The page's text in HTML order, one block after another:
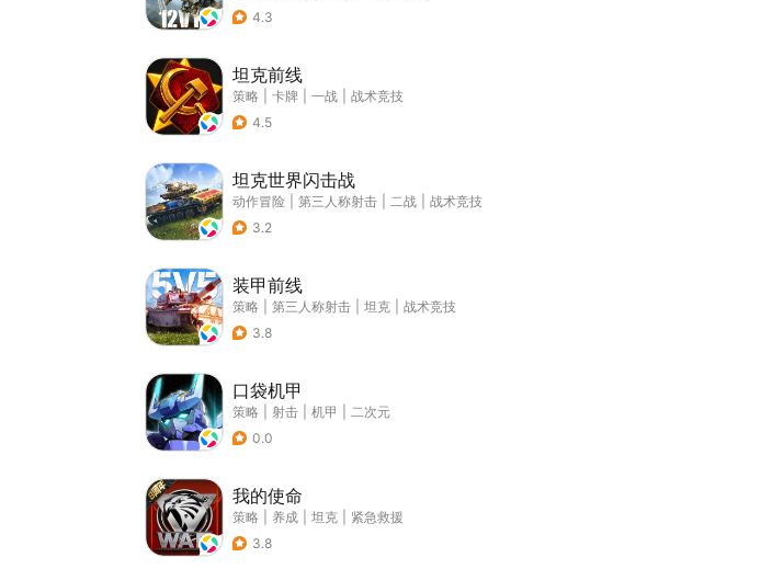
4.3
坦克前线
策略 卡牌 一战
战术竞技
4.5
坦克世界闪击战
动作冒险 第三人称射击 二战
战术竞技
3.2
装甲前线
策略 第三人称射击 坦克
战术竞技
3.8
口袋机甲
策略 射击 机甲
二次元
0.0
我的使命
策略 养成 坦克
紧急救援
3.8